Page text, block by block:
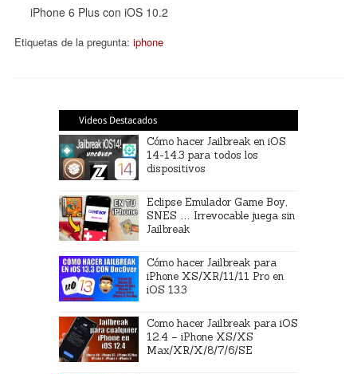
iPhone 6 Plus con iOS 10.2
Etiquetas de la pregunta: iphone
Videos Destacados
Cómo hacer Jailbreak en iOS
14-14.3 para todos los
dispositivos
Eclipse Emulador Game Boy,
SNES … Irrevocable juega sin
Jailbreak
Cómo hacer Jailbreak para
iPhone XS/XR/11/11 Pro en
iOS 13.3
Como hacer Jailbreak para iOS
12.4 – iPhone XS/XS
Max/XR/X/8/7/6/SE